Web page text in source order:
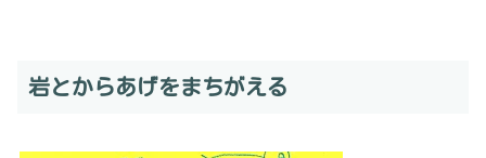
岩とからあげをまちがえる